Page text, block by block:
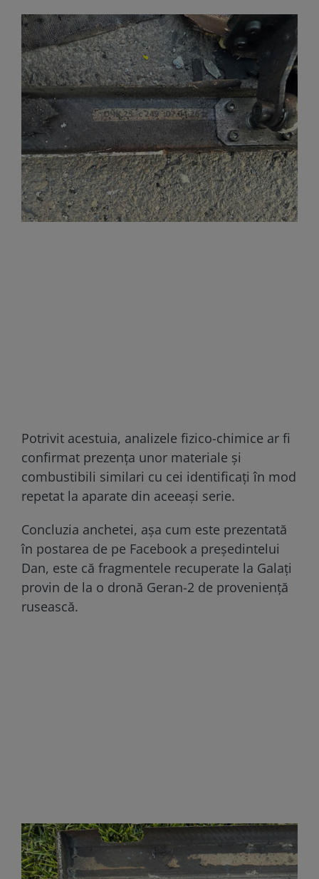
Potrivit acestuia, analizele fizico-chimice ar fi
confirmat prezența unor materiale și
combustibili similari cu cei identificați în mod
repetat la aparate din aceeași serie.
Concluzia anchetei, așa cum este prezentată
în postarea de pe Facebook a președintelui
Dan, este că fragmentele recuperate la Galați
provin de la o dronă Geran-2 de proveniență
rusească.